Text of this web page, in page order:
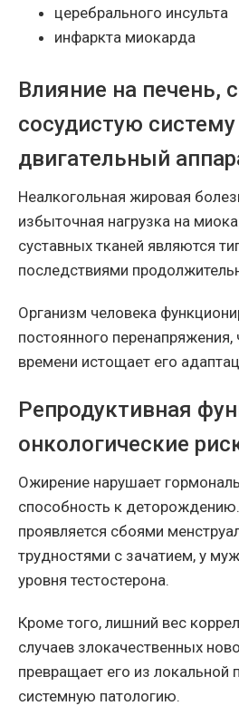
церебрального инсульта
инфаркта миокарда
Влияние на печень,
сосудистую
двигательный
Неалкогольная жировая
избыточная нагрузка на
суставных тканей являются
последствиями
Организм человека
постоянного перенапряжения,
времени истощает его
Репродуктивная
онкологические
Ожирение нарушает
способность к
проявляется сбоями
трудностями с зачатием, у
уровня тестостерона.
Кроме того, лишний вес
случаев злокачественных
превращает его из локальной
системную патологию.